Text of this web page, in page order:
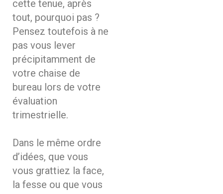
cette tenue, après
tout, pourquoi pas ?
Pensez toutefois à ne
pas vous lever
précipitamment de
votre chaise de
bureau lors de votre
évaluation
trimestrielle.
Dans le même ordre
d’idées, que vous
vous grattiez la face,
la fesse ou que vous